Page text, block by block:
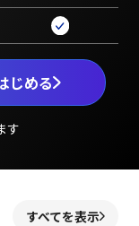
じめる
す
すべてを表示